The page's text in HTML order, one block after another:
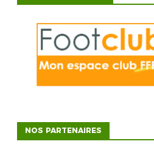
NOS PARTENAIRES